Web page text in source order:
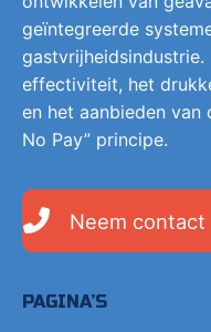
geïntegreerde
effectiviteit, het
en het aanbieden van
No Pay” principe.
Neem contact
PAGINA’S